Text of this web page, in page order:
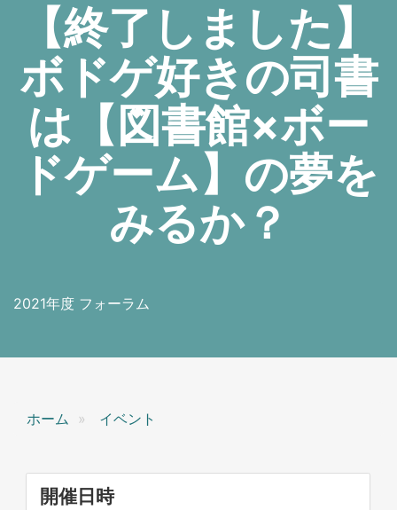
【終了しました】
ボドゲ好きの司書
は【図書館×ボー
ドゲーム】の夢を
みるか？
2021年度 フォーラム
ホーム イベント
開催日時